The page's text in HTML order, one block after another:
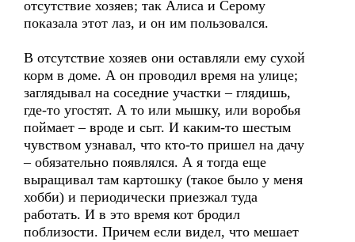
отсутствие хозяев; так Алиса и Серому
показала этот лаз, и он им пользовался.
В отсутствие хозяев они оставляли ему сухой
корм в доме. А он проводил время на улице;
заглядывал на соседние участки – глядишь,
где-то угостят. А то или мышку, или воробья
поймает – вроде и сыт. И каким-то шестым
чувством узнавал, что кто-то пришел на дачу
– обязательно появлялся. А я тогда еще
выращивал там картошку (такое было у меня
хобби) и периодически приезжал туда
работать. И в это время кот бродил
поблизости. Причем если видел, что мешает